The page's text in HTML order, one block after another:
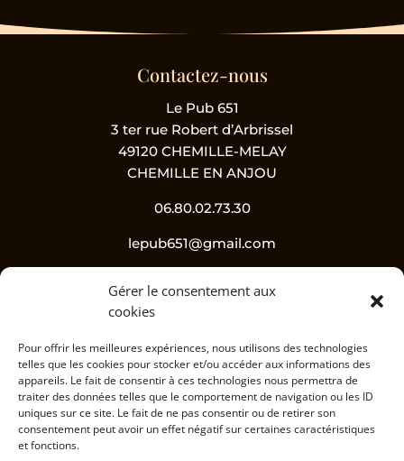
Gérer le consentement aux
cookies
Pour offrir les meilleures expériences, nous utilisons des technologies
telles que les cookies pour stocker et/ou accéder aux informations des
appareils. Le fait de consentir à ces technologies nous permettra de
traiter des données telles que le comportement de navigation ou les ID
uniques sur ce site. Le fait de ne pas consentir ou de retirer son
consentement peut avoir un effet négatif sur certaines caractéristiques
et fonctions.
Contactez-nous
Le Pub 651
3 ter rue Robert d’Arbrissel
49120 CHEMILLE-MELAY
CHEMILLE EN ANJOU
06.80.02.73.30
lepub651@gmail.com
Suivez-nous !